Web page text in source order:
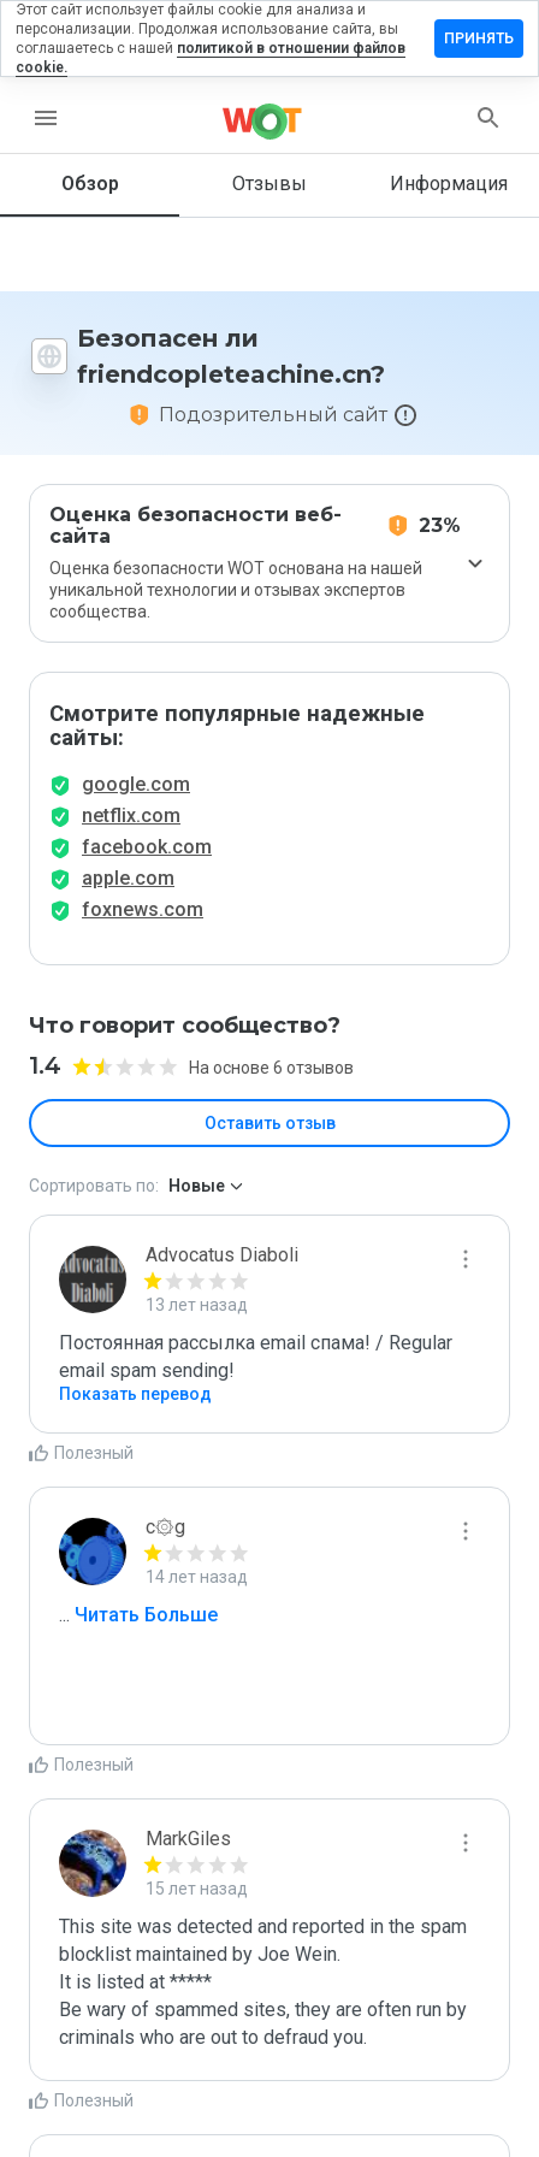
menu
Обзор Отзывы Информация
Безопасен ли
friendcopleteachine.cn?
Подозрительный сайт
Оценка безопасности веб-
сайта
23%
Оценка безопасности WOT основана на нашей
уникальной технологии и отзывах экспертов
сообщества.
Смотрите популярные надежные
сайты:
google.com
netflix.com
facebook.com
apple.com
foxnews.com
Что говорит сообщество?
1.4 На основе 6 отзывов
Оставить отзыв
отзыв на
вы
сайт от
Сортировать по: Новые
Advocatus Diaboli
13 лет назад
Постоянная рассылка email спама! / Regular
email spam sending!
Показать перевод
Полезный
c۞g
14 лет назад
... Читать Больше
Полезный
MarkGiles
15 лет назад
This site was detected and reported in the spam
blocklist maintained by Joe Wein.
It is listed at *****
Be wary of spammed sites, they are often run by
criminals who are out to defraud you.
Полезный
Этот сайт использует файлы cookie для анализа и
персонализации. Продолжая использование сайта, вы
соглашаетесь с нашей политикой в отношении файлов
cookie.
ПРИНЯТЬ